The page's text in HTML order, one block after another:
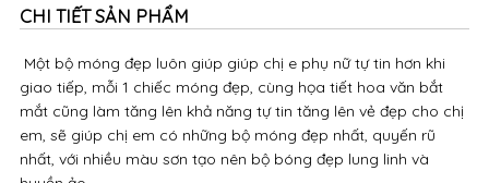
CHI TIẾT SẢN PHẨM
Một bộ móng đẹp luôn giúp giúp chị e phụ nữ tự tin hơn khi
giao tiếp, mỗi 1 chiếc móng đẹp, cùng họa tiết hoa văn bắt
mắt cũng làm tăng lên khả năng tự tin tăng lên vẻ đẹp cho chị
em, sẽ giúp chị em có những bộ móng đẹp nhất, quyến rũ
nhất, với nhiều màu sơn tạo nên bộ bóng đẹp lung linh và